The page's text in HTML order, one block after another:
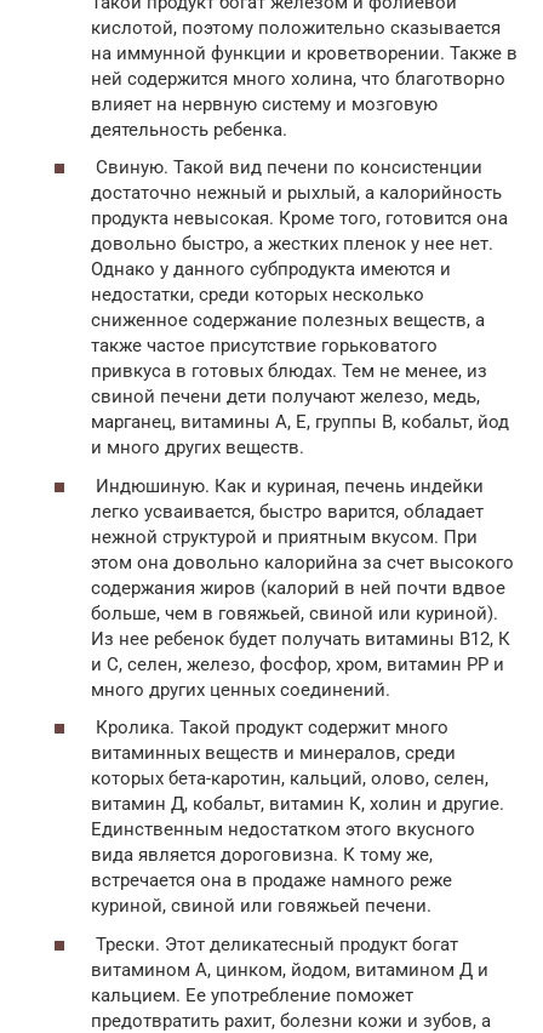
кислотой, поэтому положительно сказывается
на иммунной функции и кроветворении. Также в
ней содержится много холина, что благотворно
влияет на нервную систему и мозговую
деятельность ребенка.
Свиную. Такой вид печени по консистенции
достаточно нежный и рыхлый, а калорийность
продукта невысокая. Кроме того, готовится она
довольно быстро, а жестких пленок у нее нет.
Однако у данного субпродукта имеются и
недостатки, среди которых несколько
сниженное содержание полезных веществ, а
также частое присутствие горьковатого
привкуса в готовых блюдах. Тем не менее, из
свиной печени дети получают железо, медь,
марганец, витамины А, Е, группы В, кобальт, йод
и много других веществ.
Индюшиную. Как и куриная, печень индейки
легко усваивается, быстро варится, обладает
нежной структурой и приятным вкусом. При
этом она довольно калорийна за счет высокого
содержания жиров (калорий в ней почти вдвое
больше, чем в говяжьей, свиной или куриной).
Из нее ребенок будет получать витамины В12, К
и С, селен, железо, фосфор, хром, витамин РР и
много других ценных соединений.
Кролика. Такой продукт содержит много
витаминных веществ и минералов, среди
которых бета-каротин, кальций, олово, селен,
витамин Д, кобальт, витамин К, холин и другие.
Единственным недостатком этого вкусного
вида является дороговизна. К тому же,
встречается она в продаже намного реже
куриной, свиной или говяжьей печени.
Трески. Этот деликатесный продукт богат
витамином А, цинком, йодом, витамином Д и
кальцием. Ее употребление поможет
предотвратить рахит, болезни кожи и зубов, а